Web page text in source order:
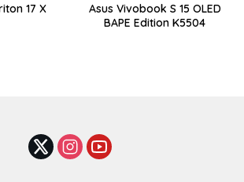
17 X
Asus Vivobook S 15 OLED
BAPE Edition K5504